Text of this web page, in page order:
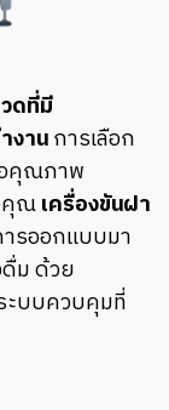
ดที่มี
งานการเลือก
อคุณภาพ
คุณเครื่องขันฝา
รออกแบบมา
ม ด้วย
ะบบควบคุมที่